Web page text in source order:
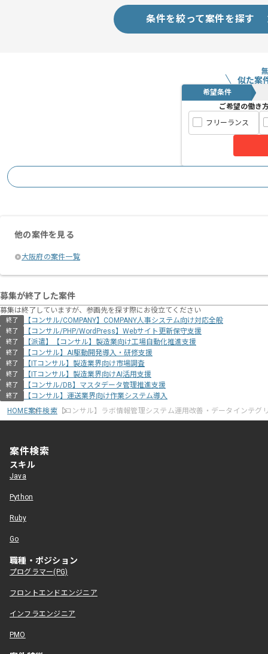
条件を絞って案件を探す
似た案
希望条件
ご希望の働き
フリーランス
他の案件を見る
大阪府の案件一覧
募集が終了した案件
募集は終了していますが、参画先を探す際にお役立てください
終了 【コンサル/COMPANY】COMPANY人事システム向け対応全般
終了 【コンサル/PHP/WordPress】Webサイト更新保守支援
終了 【派遣】【コンサル】製造業向け工場自動化推進支援
終了 【コンサル】AI駆動開発導入・研修支援
終了 【ITコンサル】製造業界向け市場調査
終了 【ITコンサル】製造業界向けAI活用支援
終了 【コンサル/DB】マスタデータ管理推進支援
終了
【コンサル】運送業界向け作業システム導入
HOME案件検索【コンサル】ラボ情報管理システム運用改善・データインテグ
案件検索
スキル
Java
Python
Ruby
Go
職種・ポジション
プログラマー(PG)
フロントエンドエンジニア
インフラエンジニア
PMO